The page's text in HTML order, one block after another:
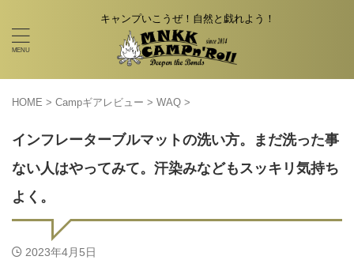
キャンプいこうぜ！自然と戯れよう！
HOME > Campギアレビュー > WAQ >
インフレーターブルマットの洗い方。まだ洗った事
ない人はやってみて。汗染みなどもスッキリ気持ち
よく。
2023年4月5日